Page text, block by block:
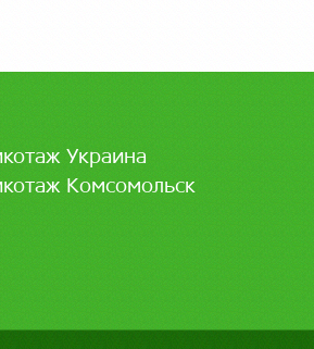
Украина
Комсомольск